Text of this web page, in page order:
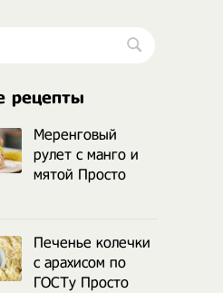
рецепты
Меренговый
рулет с манго и
мятой Просто
Печенье колечки
с арахисом по
ГОСТу Просто